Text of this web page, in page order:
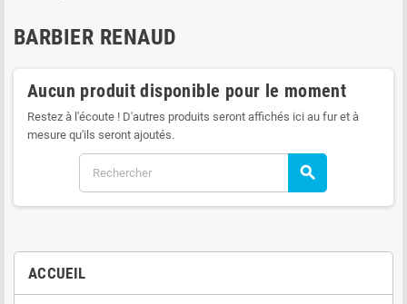
ACCUEIL
BARBIER RENAUD
Aucun produit disponible pour le moment
Restez à l'écoute ! D'autres produits seront affichés ici au fur et à
mesure qu'ils seront ajoutés.
search